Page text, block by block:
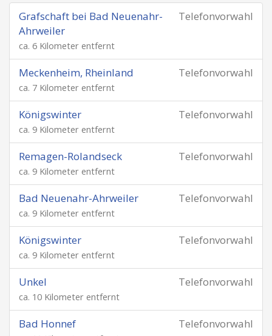
Telefonvorwahl
Grafschaft bei Bad Neuenahr-
Ahrweiler
ca. 6 Kilometer entfernt
Telefonvorwahl
Meckenheim, Rheinland
ca. 7 Kilometer entfernt
Telefonvorwahl
Königswinter
ca. 9 Kilometer entfernt
Telefonvorwahl
Remagen-Rolandseck
ca. 9 Kilometer entfernt
Telefonvorwahl
Bad Neuenahr-Ahrweiler
ca. 9 Kilometer entfernt
Telefonvorwahl
Königswinter
ca. 9 Kilometer entfernt
Telefonvorwahl
Unkel
ca. 10 Kilometer entfernt
Telefonvorwahl
Bad Honnef